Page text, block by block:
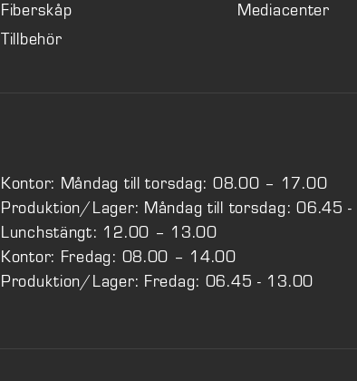
Fiberskåp
Tillbehör
Mediacenter
Kontor: Måndag till torsdag: 08.00 – 17.00
Produktion/Lager: Måndag till torsdag: 06.45
Lunchstängt: 12.00 – 13.00
Kontor: Fredag: 08.00 – 14.00
Produktion/Lager: Fredag: 06.45 - 13.00